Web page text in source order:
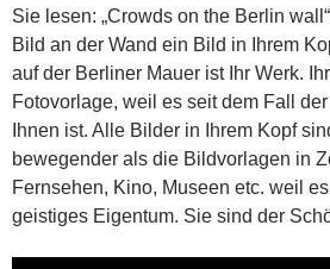
Sie lesen: „Crowds on the Berlin
Bild an der Wand ein Bild in Ihrem
auf der Berliner Mauer ist Ihr Werk.
Fotovorlage, weil es seit dem Fall
Ihnen ist. Alle Bilder in Ihrem Kopf
bewegender als die Bildvorlagen in
Fernsehen, Kino, Museen etc. weil
geistiges Eigentum. Sie sind der